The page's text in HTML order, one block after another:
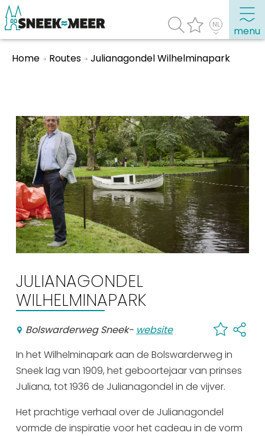
menu
Praktische informatie
Toeristische informatie
Bezienswaardigheden
Winkelen, uitgaan en doen
Eten, drinken & uitgaan
Watersport
Overnachten
En meer
Arrangementen
De Friese meren
Other languages
UITagenda
Home Routes Julianagondel Wilhelminapark
JULIANAGONDEL
WILHELMINAPARK
Bolswarderweg Sneek- website
In het Wilhelminapark aan de Bolswarderweg in
Sneek lag van 1909, het geboortejaar van prinses
Juliana, tot 1936 de Julianagondel in de vijver.
Het prachtige verhaal over de Julianagondel
vormde de inspiratie voor het cadeau in de vorm